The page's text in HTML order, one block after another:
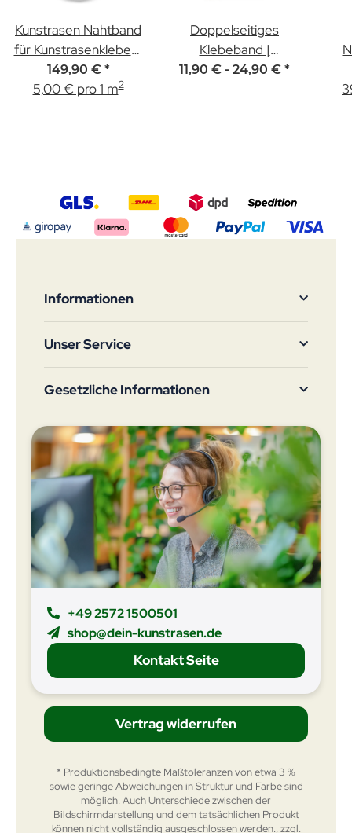
Kunstrasen Nahtband
für Kunstrasenkleber |
30cm x 100m
149,90 € *
5,00 € pro 1 m2
Doppelseitiges
Klebeband |
rückstandslos
11,90 € - 24,90 € *
Informationen
Unser Service
Gesetzliche Informationen
+49 2572 1500501
shop@dein-kunstrasen.de
Kontakt Seite
Vertrag widerrufen
* Produktionsbedingte Maßtoleranzen von etwa 3 %
sowie geringe Abweichungen in Struktur und Farbe sind
möglich. Auch Unterschiede zwischen der
Bildschirmdarstellung und dem tatsächlichen Produkt
können nicht vollständig ausgeschlossen werden., zzgl.